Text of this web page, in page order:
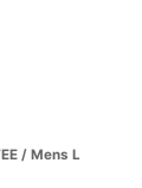
/ Mens L